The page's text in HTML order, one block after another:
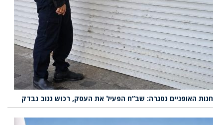
חנות האופניים נסגרה: שב”ח הפעיל את העסק, רכוש גנוב נבדק